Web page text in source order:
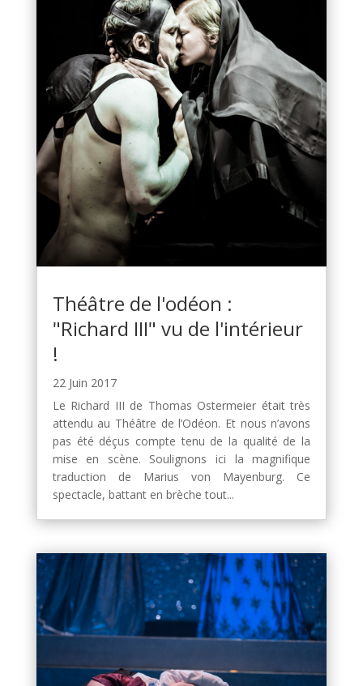
Théâtre de l'odéon :
"Richard III" vu de l'intérieur
!
22 Juin 2017
Le Richard III de Thomas Ostermeier était très
attendu au Théâtre de l’Odéon. Et nous n’avons
pas été déçus compte tenu de la qualité de la
mise en scène. Soulignons ici la magnifique
traduction de Marius von Mayenburg. Ce
spectacle, battant en brèche tout...